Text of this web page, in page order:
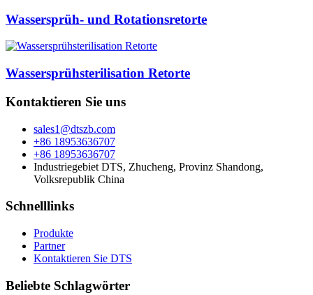
Wassersprüh- und Rotationsretorte
Wassersprühsterilisation Retorte
Kontaktieren Sie uns
sales1@dtszb.com
+86 18953636707
+86 18953636707
Industriegebiet DTS, Zhucheng, Provinz Shandong,
Volksrepublik China
Schnelllinks
Produkte
Partner
Kontaktieren Sie DTS
Beliebte Schlagwörter